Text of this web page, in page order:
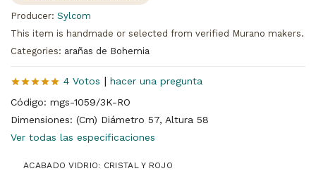
Producer: Sylcom
This item is handmade or selected from verified Murano makers.
Categories: arañas de Bohemia
4 Votos | hacer una pregunta
Código: mgs-1059/3K-RO
Dimensiones: (Cm) Diámetro 57, Altura 58
Ver todas las especificaciones
ACABADO VIDRIO: CRISTAL Y ROJO